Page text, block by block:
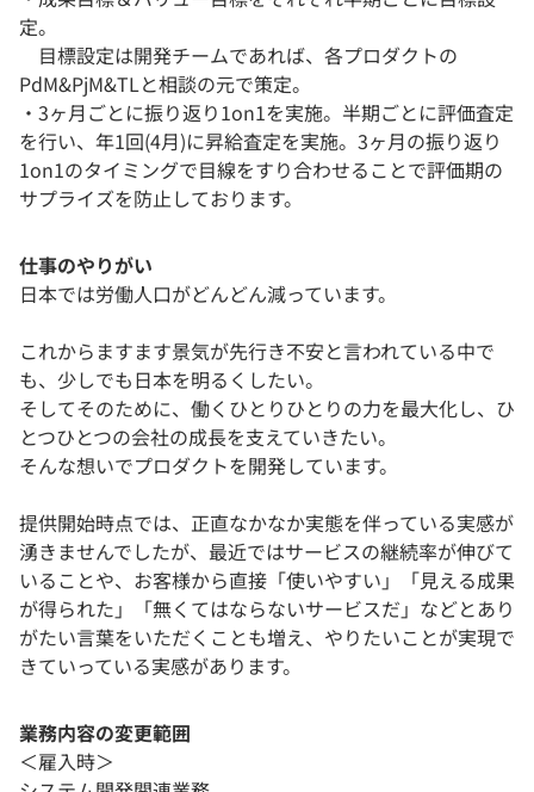
定。
目標設定は開発チームであれば、各プロダクトの
PdM&PjM&TLと相談の元で策定。
・3ヶ月ごとに振り返り1on1を実施。半期ごとに評価査定
を行い、年1回(4月)に昇給査定を実施。3ヶ月の振り返り
1on1のタイミングで目線をすり合わせることで評価期の
サプライズを防止しております。
仕事のやりがい
日本では労働人口がどんどん減っています。
これからますます景気が先行き不安と言われている中で
も、少しでも日本を明るくしたい。
そしてそのために、働くひとりひとりの力を最大化し、ひ
とつひとつの会社の成長を支えていきたい。
そんな想いでプロダクトを開発しています。
提供開始時点では、正直なかなか実態を伴っている実感が
湧きませんでしたが、最近ではサービスの継続率が伸びて
いることや、お客様から直接「使いやすい」「見える成果
が得られた」「無くてはならないサービスだ」などとあり
がたい言葉をいただくことも増え、やりたいことが実現で
きていっている実感があります。
業務内容の変更範囲
＜雇入時＞